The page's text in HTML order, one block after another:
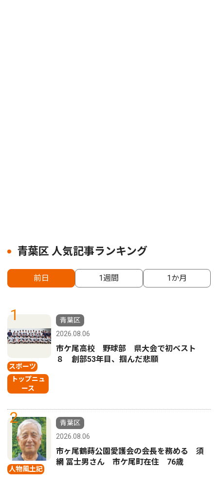
青葉区 人気記事ランキング
前日 1週間 1か月
1
スポーツ
トップニュ
ース
青葉区
2026.08.06
市ケ尾高校 野球部 県大会で初ベスト
８ 創部53年目、掴んだ悲願
2
人物風土記
青葉区
2026.08.06
市ヶ尾鶴蒔公園愛護会の会長を務める 須
網 冨士男さん 市ケ尾町在住 76歳